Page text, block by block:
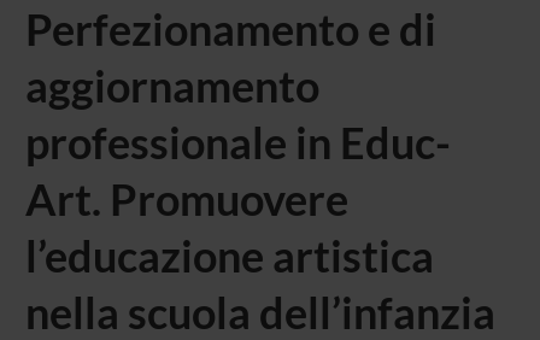
Perfezionamento e di
aggiornamento
professionale in Educ-
Art. Promuovere
l’educazione artistica
nella scuola dell’infanzia